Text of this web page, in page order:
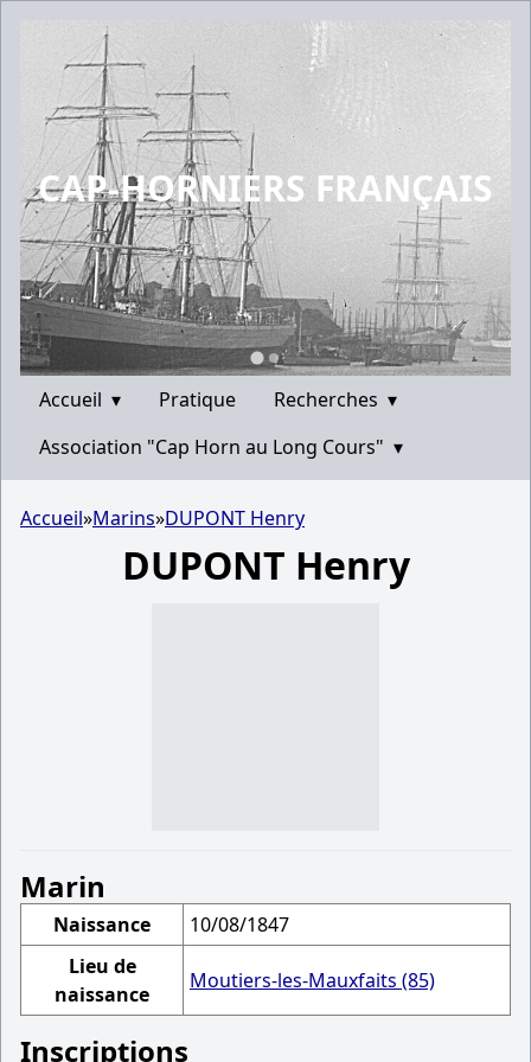
CAP-HORNIERS FRANÇAIS
Accueil ▾ Pratique Recherches ▾
Association "Cap Horn au Long Cours" ▾
Accueil»Marins»DUPONT Henry
DUPONT Henry
Marin
Naissance
10/08/1847
Lieu de
naissance
Moutiers-les-Mauxfaits (85)
Inscriptions